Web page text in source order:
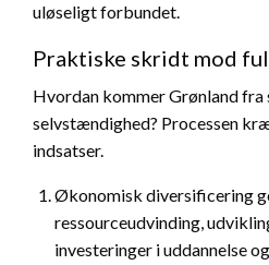
uløseligt forbundet.
Praktiske skridt mod
Hvordan kommer Grønland
selvstændighed? Processen
indsatser.
Økonomisk diversificering
ressourceudvinding,
investeringer i uddannelse